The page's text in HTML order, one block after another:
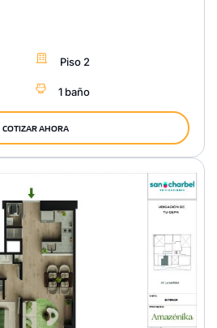
Piso 2
1 baño
COTIZAR AHORA